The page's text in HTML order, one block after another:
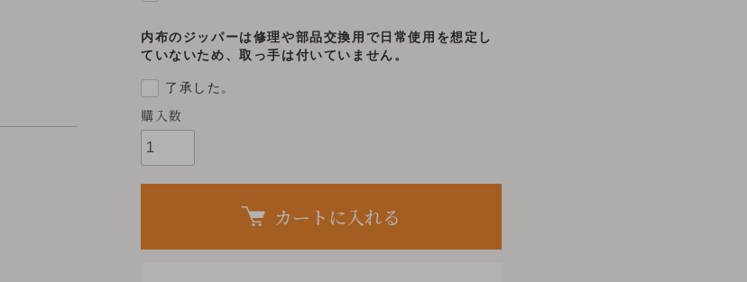
内布のジッパーは修理や部品交換用で日常使用を想定し
ていないため、取っ手は付いていません。
了承した。
購入数
カートに入れる